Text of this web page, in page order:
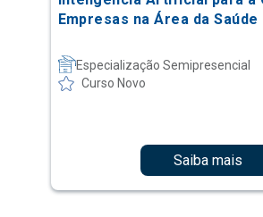
Empresas na Área da Saúde
Especialização Semipresencial
Curso Novo
Saiba mais